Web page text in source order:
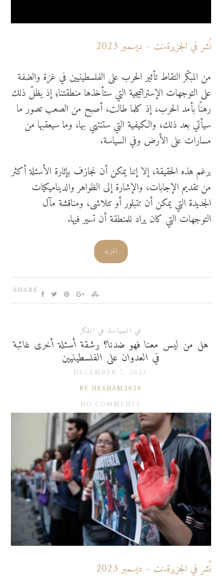
نُشر في الجزيرة.نت – ديسمبر 2023
من المبكّر التقاط تأثير الحرب على الفلسطينيين في غزة والضفة
على التوجهات الإستراتيجية التي ستأخذها منطقتنا؛ إذ يظلّ ذلك
رهنًا بأمد الحرب، إذ كلما طالت، أصبح من الصعب تصور ما
سيأتي بعد ذلك، والكيفية التي ستنتهي بها، وما سيعقبها من
مسارات على الأرض وفي السياسة.
برغم هذه الحقيقة، إلا إننا يمكن أن نجازف بإثارة الأسئلة أكثر
من تقديم الإجابات، والإشارة إلى الظواهر والديناميكيات
الجديدة التي يمكن أن تتبلور أو تتلاشى، ومناقشة مآل
التوجهات التي كان يراد للمنطقة أن تسير فيها.
المزيد
SHARE:
في السياسة, في الفكر
هل من ليس معنا فهو ضدنا؟ رشقة أسئلة أخرى غائبة
في العدوان على الفلسطينيين
DECEMBER 7, 2023
BY HESHAM2020
NO COMMENTS
نُشر في الجزيرة.نت – ديسمبر 2023